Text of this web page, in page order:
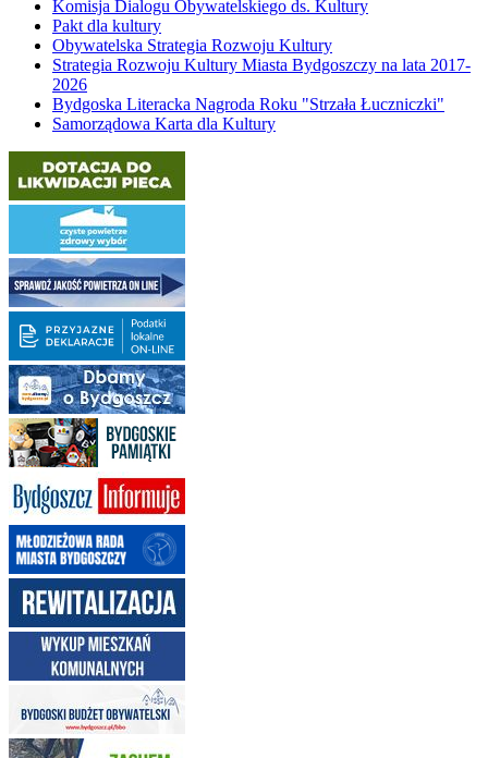
Komisja Dialogu Obywatelskiego ds. Kultury
Pakt dla kultury
Obywatelska Strategia Rozwoju Kultury
Strategia Rozwoju Kultury Miasta Bydgoszczy na lata 2017-
2026
Bydgoska Literacka Nagroda Roku "Strzała Łuczniczki"
Samorządowa Karta dla Kultury